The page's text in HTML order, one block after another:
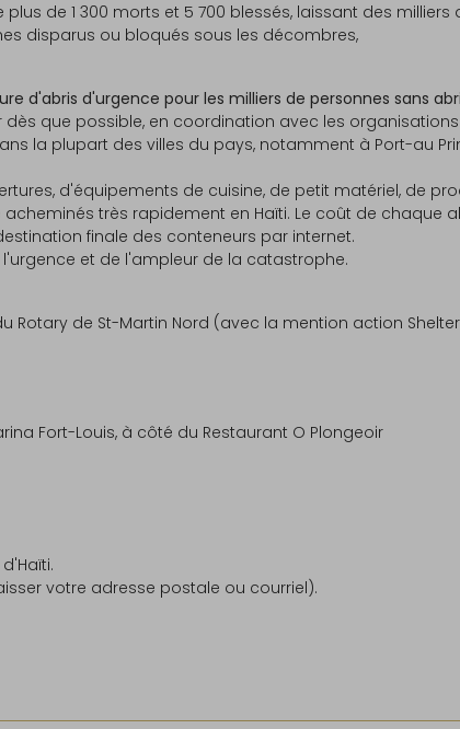
de 1 300 morts et 5 700 blessés, laissant des milliers
disparus ou bloqués sous les décombres,
d'abris d'urgence pour les milliers de personnes sans abri
dès que possible, en coordination avec les
la plupart des villes du pays, notamment à Port-au
d'équipements de cuisine, de petit matériel, de
très rapidement en Haïti. Le coût de chaque
finale des conteneurs par internet.
et de l'ampleur de la catastrophe.
de St-Martin Nord (avec la mention action
Fort-Louis, à côté du Restaurant O Plongeoir
votre adresse postale ou courriel).